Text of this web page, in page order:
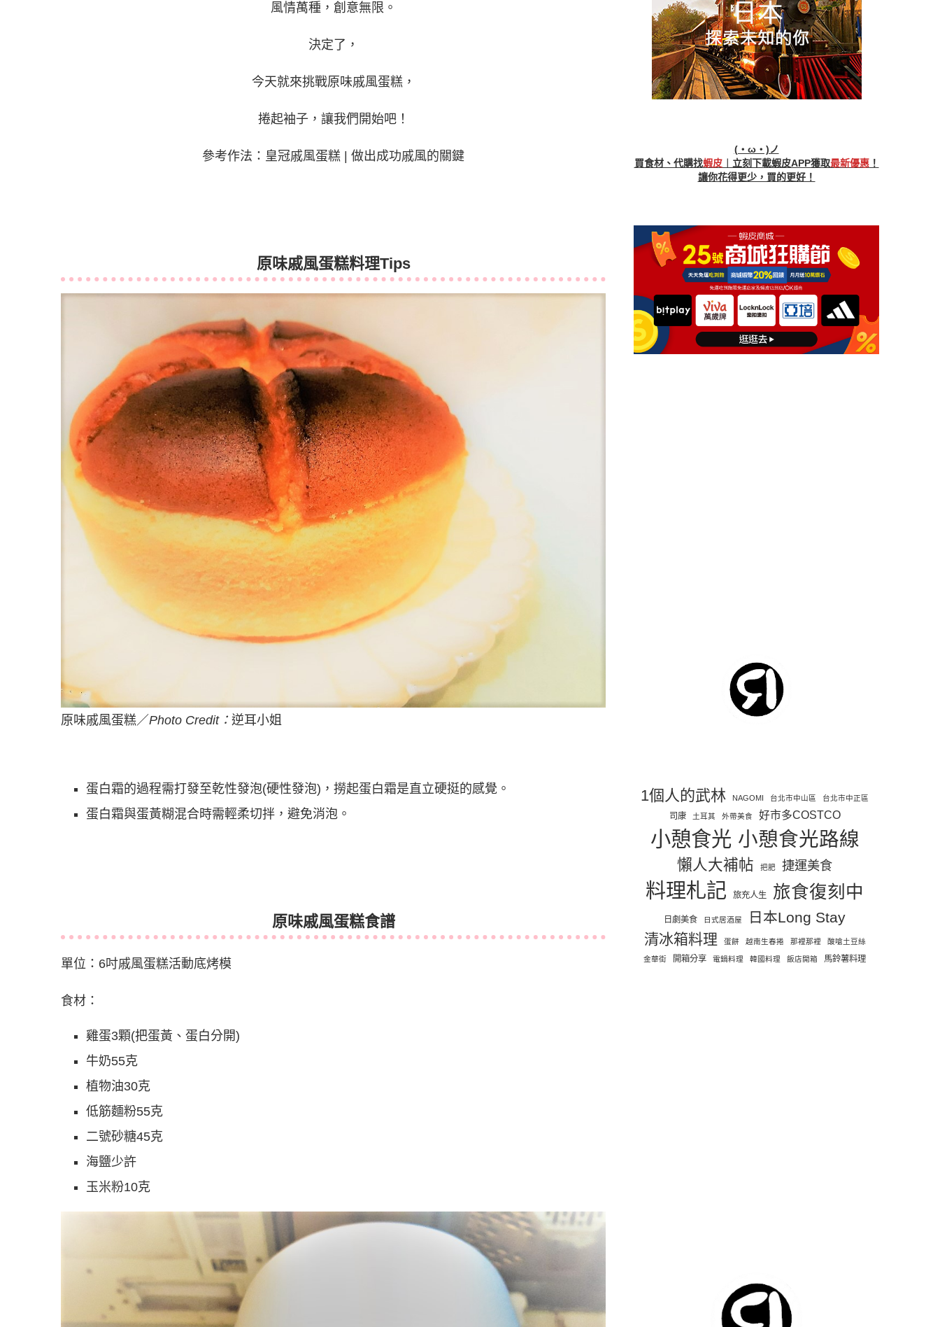
風情萬種，創意無限。
決定了，
今天就來挑戰原味戚風蛋糕，
捲起袖子，讓我們開始吧！
參考作法： 皇冠戚風蛋糕 | 做出成功戚風的關鍵
原味戚風蛋糕料理Tips
原味戚風蛋糕／Photo Credit： 逆耳小姐
蛋白霜的過程需打發至乾性發泡(硬性發泡)，撈起蛋白霜是直立硬挺的感覺。
蛋白霜與蛋黃糊混合時需輕柔切拌，避免消泡。
原味戚風蛋糕食譜
單位：6吋戚風蛋糕活動底烤模
食材：
雞蛋3顆(把蛋黃、蛋白分開)
牛奶55克
植物油30克
低筋麵粉55克
二號砂糖45克
海鹽少許
玉米粉10克
(・ω・)ノ
買食材、代購找蝦皮︱立刻下載蝦皮APP獲取最新優惠！
讓你花得更少，買的更好！
1個人的武林 NAGOMI 台北市中山區 台北市中正區
司康 土耳其 外帶美食 好市多COSTCO
小憩食光 小憩食光路線
懶人大補帖 把肥 捷運美食
料理札記 旅充人生 旅食復刻中
日劇美食 日式居酒屋
日本Long Stay
清冰箱料理
蛋餅 越南生春捲 那裡那裡 酸嗆土豆絲
金華街 開箱分享 電鍋料理 韓國料理 飯店開箱 馬鈴薯料理